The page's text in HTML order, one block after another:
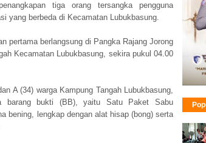
tiga orang tersangka pengguna
yang berbeda di Kecamatan Lubukbasung.
pertama berlangsung di Pangka Rajang Jorong
Kecamatan Lubukbasung, sekira pukul 04.00
A (34) warga Kampung Tangah Lubukbasung,
barang bukti (BB), yaitu Satu Paket Sabu
bening, lengkap dengan alat hisap (bong) serta